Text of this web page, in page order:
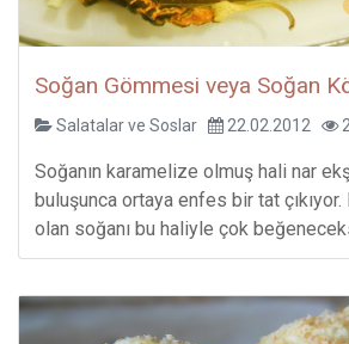
Soğan Gömmesi veya Soğan
Salatalar ve Soslar 22.02.2012
Soğanın karamelize olmuş hali nar
buluşunca ortaya enfes bir tat
olan soğanı bu haliyle çok